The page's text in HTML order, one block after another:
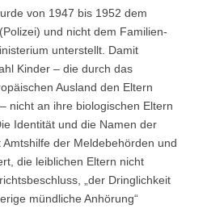
von 1947 bis 1952 dem
und nicht dem Familien-
unterstellt. Damit
Kinder – die durch das
Ausland den Eltern
nicht an ihre biologischen Eltern
Identität und die Namen der
Amtshilfe der Meldebehörden und
die leiblichen Eltern nicht
„der Dringlichkeit
mündliche Anhörung“